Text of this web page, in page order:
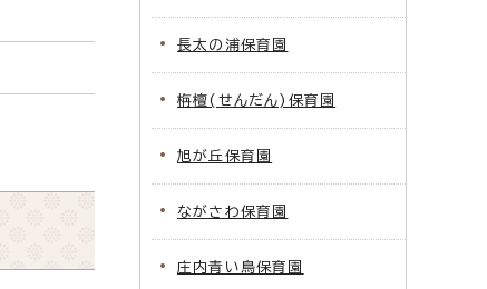
長太の浦保育園
栴檀(せんだん)保育園
旭が丘保育園
ながさわ保育園
庄内青い鳥保育園